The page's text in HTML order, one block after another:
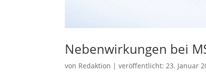
Nebenwirkungen bei
von Redaktion |veröffentlicht: 23. Januar